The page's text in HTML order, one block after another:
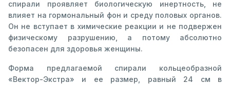
спирали проявляет биологическую инертность, не
влияет на гормональный фон и среду половых органов.
Он не вступает в химические реакции и не подвержен
физическому разрушению, а потому абсолютно
безопасен для здоровья женщины.
Форма предлагаемой спирали кольцеобразной
«Вектор-Экстра» и ее размер, равный 24 см в